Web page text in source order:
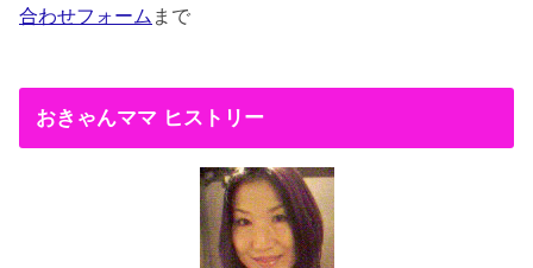
合わせフォーム まで
おきゃんママ ヒストリー